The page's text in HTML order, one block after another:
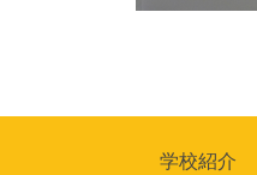
稿
学校紹介